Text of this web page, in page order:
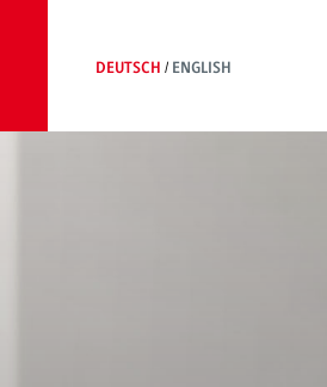
DEUTSCH ENGLISH